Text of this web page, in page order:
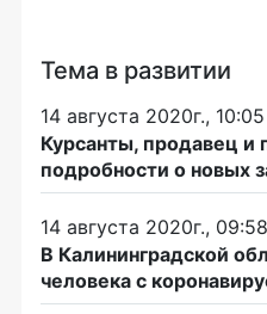
Тема в развитии
14 августа 2020г., 10:05
Курсанты, продавец и
подробности о новых
14 августа 2020г., 09:58
В Калининградской
человека с